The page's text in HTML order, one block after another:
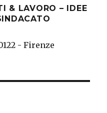
& LAVORO – IDEE
- Firenze